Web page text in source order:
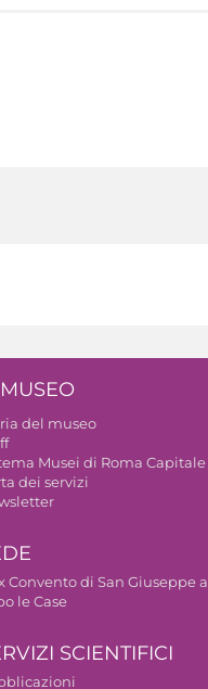
del museo
Musei di Roma Capitale
dei servizi
Convento di San Giuseppe a
le Case
SCIENTIFICI